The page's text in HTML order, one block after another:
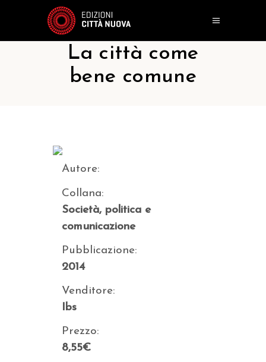
La città come
bene comune
Autore:
Collana:
Società, politica e
comunicazione
Pubblicazione:
2014
Venditore:
Ibs
Prezzo:
8,55€